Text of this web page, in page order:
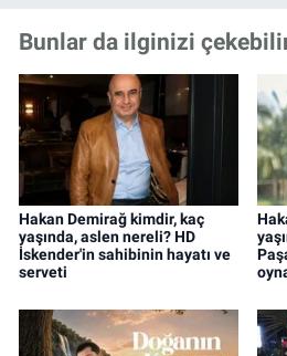
Bunlar da ilginizi
Hakan Demirağ kimdir, kaç
yaşında, aslen nereli? HD
İskender'in sahibinin hayatı ve
serveti